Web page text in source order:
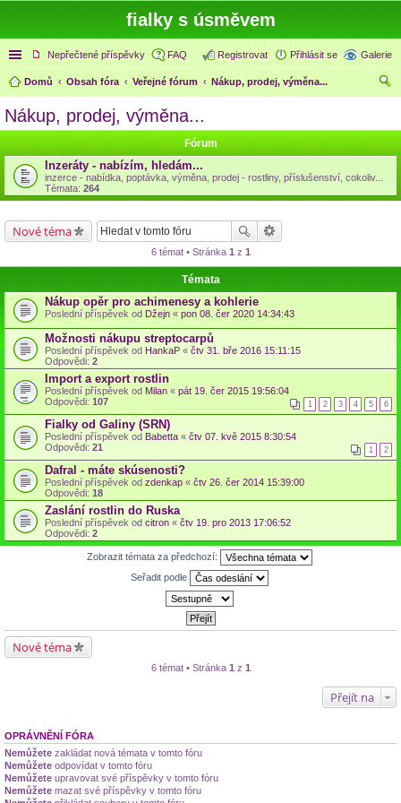
fialky s úsměvem
Rychlé odkazy
Nepřečtené příspěvky Galerie
FAQ Přihlásit se
Registrovat
Domů Obsah fóra Veřejné fórum
Nákup, prodej, výměna...
Nákup, prodej, výměna...
Fórum
Inzeráty - nabízím, hledám...
inzerce - nabídka, poptávka, výměna, prodej - rostliny, příslušenství, cokoliv...
Témata: 264
Nové téma
6 témat • Stránka 1 z 1
Témata
Nákup opěr pro achimenesy a kohlerie
Poslední příspěvek od Džejn « pon 08. čer 2020 14:34:43
Možnosti nákupu streptocarpů
Poslední příspěvek od HankaP « čtv 31. bře 2016 15:11:15
Odpovědi: 2
Import a export rostlin
Poslední příspěvek od Milan « pát 19. čer 2015 19:56:04
Odpovědi: 107 1 2 3 4 5 6
Fialky od Galiny (SRN)
Poslední příspěvek od Babetta « čtv 07. kvě 2015 8:30:54
Odpovědi: 21 1 2
Dafral - máte skúsenosti?
Poslední příspěvek od zdenkap « čtv 26. čer 2014 15:39:00
Odpovědi: 18
Zaslání rostlin do Ruska
Poslední příspěvek od citron « čtv 19. pro 2013 17:06:52
Odpovědi: 2
Zobrazit témata za předchozí:
Seřadit podle
Nové téma
6 témat • Stránka 1 z 1
Přejít na
OPRÁVNĚNÍ FÓRA
Nemůžete zakládat nová témata v tomto fóru
Nemůžete odpovídat v tomto fóru
Nemůžete upravovat své příspěvky v tomto fóru
Nemůžete mazat své příspěvky v tomto fóru